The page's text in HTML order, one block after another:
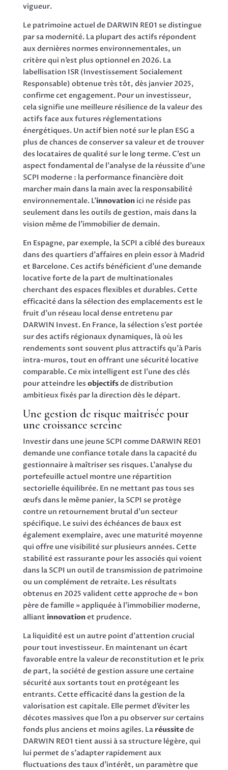
vigueur.
Le patrimoine actuel de DARWIN RE01 se distingue
par sa modernité. La plupart des actifs répondent
aux dernières normes environnementales, un
critère qui n’est plus optionnel en 2026. La
labellisation ISR (Investissement Socialement
Responsable) obtenue très tôt, dès janvier 2025,
confirme cet engagement. Pour un investisseur,
cela signifie une meilleure résilience de la valeur des
actifs face aux futures réglementations
énergétiques. Un actif bien noté sur le plan ESG a
plus de chances de conserver sa valeur et de trouver
des locataires de qualité sur le long terme. C’est un
aspect fondamental de l’analyse de la réussite d’une
SCPI moderne : la performance financière doit
marcher main dans la main avec la responsabilité
environnementale. L’innovationici ne réside pas
seulement dans les outils de gestion, mais dans la
vision même de l’immobilier de demain.
En Espagne, par exemple, la SCPI a ciblé des bureaux
dans des quartiers d’affaires en plein essor à Madrid
et Barcelone. Ces actifs bénéficient d’une demande
locative forte de la part de multinationales
cherchant des espaces flexibles et durables. Cette
efficacité dans la sélection des emplacements est le
fruit d’un réseau local dense entretenu par
DARWIN Invest. En France, la sélection s’est portée
sur des actifs régionaux dynamiques, là où les
rendements sont souvent plus attractifs qu’à Paris
intra-muros, tout en offrant une sécurité locative
comparable. Ce mix intelligent est l’une des clés
pour atteindre les objectifsde distribution
ambitieux fixés par la direction dès le départ.
Une gestion de risque maîtrisée pour
une croissance sereine
Investir dans une jeune SCPI comme DARWIN RE01
demande une confiance totale dans la capacité du
gestionnaire à maîtriser ses risques. L’analyse du
portefeuille actuel montre une répartition
sectorielle équilibrée. En ne mettant pas tous ses
œufs dans le même panier, la SCPI se protège
contre un retournement brutal d’un secteur
spécifique. Le suivi des échéances de baux est
également exemplaire, avec une maturité moyenne
qui offre une visibilité sur plusieurs années. Cette
stabilité est rassurante pour les associés qui voient
dans la SCPI un outil de transmission de patrimoine
ou un complément de retraite. Les résultats
obtenus en 2025 valident cette approche de « bon
père de famille » appliquée à l’immobilier moderne,
alliant innovationet prudence.
La liquidité est un autre point d’attention crucial
pour tout investisseur. En maintenant un écart
favorable entre la valeur de reconstitution et le prix
de part, la société de gestion assure une certaine
sécurité aux sortants tout en protégeant les
entrants. Cette efficacité dans la gestion de la
valorisation est capitale. Elle permet d’éviter les
décotes massives que l’on a pu observer sur certains
fonds plus anciens et moins agiles. La réussitede
DARWIN RE01 tient aussi à sa structure légère, qui
lui permet de s’adapter rapidement aux
fluctuations des taux d’intérêt, un paramètre que